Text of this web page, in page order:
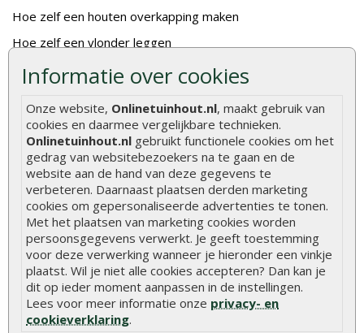
Informatie over cookies
Onze website, Onlinetuinhout.nl, maakt gebruik van
cookies en daarmee vergelijkbare technieken.
Onlinetuinhout.nl gebruikt functionele cookies om het
gedrag van websitebezoekers na te gaan en de
website aan de hand van deze gegevens te
verbeteren. Daarnaast plaatsen derden marketing
cookies om gepersonaliseerde advertenties te tonen.
Met het plaatsen van marketing cookies worden
persoonsgegevens verwerkt. Je geeft toestemming
voor deze verwerking wanneer je hieronder een vinkje
plaatst. Wil je niet alle cookies accepteren? Dan kan je
dit op ieder moment aanpassen in de instellingen.
Lees voor meer informatie onze privacy- en
cookieverklaring.
Hoe zelf een houten overkapping maken
Hoe zelf een vlonder leggen
Hoe betonpaal plaatsen
De 9 beste tuinschermen van Onlinetuinhout.nl
Stijlvolle houtsoorten voor in de tuin
Duurzame tuin
Welke palen voor een schapenhek
Alle populaire categorieën
Tuinhout
Schutting
Vlonderplanken
Tuindeuren
Tuinschermen